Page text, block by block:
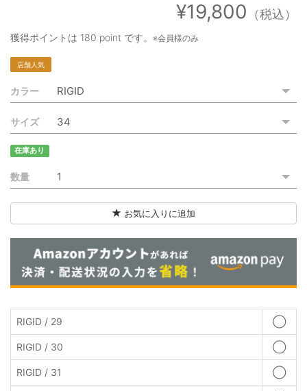
特定商取引法に基づく表記
ご利用規約
お問い合わせ
¥19,800 （税込）
獲得ポイントは 180 point です。 ※会員様のみ
店舗人気
カラー
サイズ
在庫あり
数量
お気に入りに追加
RIGID / 29 ◯
RIGID / 30 ◯
RIGID / 31 ◯